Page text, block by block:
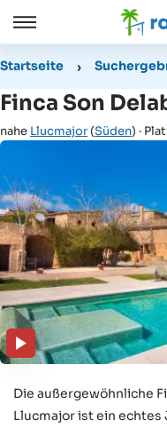
Öffnen
Schließen
Startseite
Finca Son
nahe Llucmajor (Süden) ·
Die außergewöhnliche
Llucmajor ist ein echtes